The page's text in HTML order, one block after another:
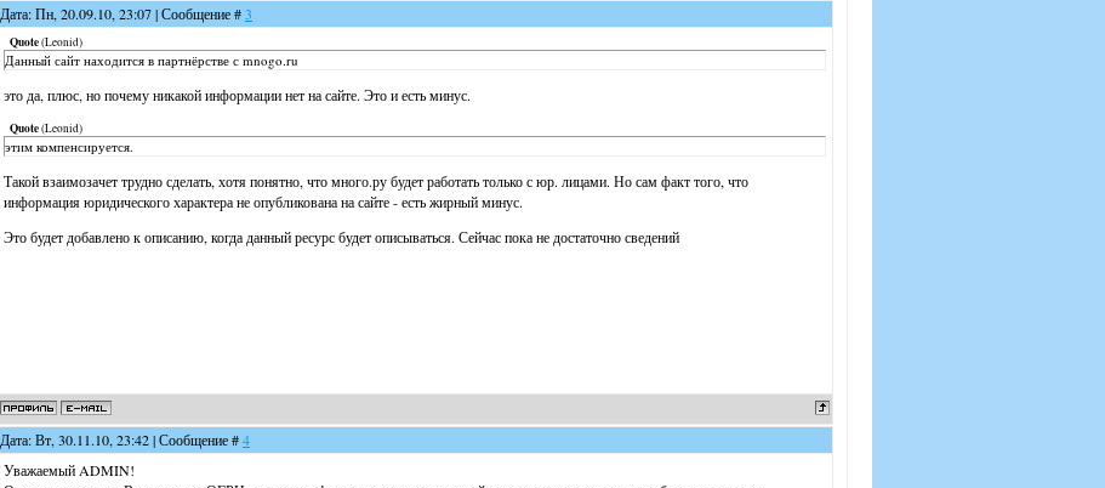
Дата: Пн, 20.09.10, 23:07 | Сообщение #3
Quote(Leonid)
Данный сайт находится в партнёрстве с mnogo.ru
это да, плюс, но почему никакой информации нет на сайте. Это и есть минус.
Quote(Leonid)
этим компенсируется.
Такой взаимозачет трудно сделать, хотя понятно, что много.ру будет работать только с юр. лицами. Но сам факт того, что
информация юридического характера не опубликована на сайте - есть жирный минус.
Это будет добавлено к описанию, когда данный ресурс будет описываться. Сейчас пока не достаточно сведений
Дата: Вт, 30.11.10, 23:42 | Сообщение #4
Уважаемый ADMIN!